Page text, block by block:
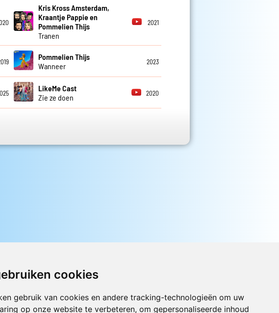
cookies
gebruik van cookies en andere tracking-technologieën om uw
op onze website te verbeteren, om gepersonaliseerde inhoud
Kris Kross Amsterdam,
Kraantje Pappie en
Pommelien Thijs
Tranen
2021
Pommelien Thijs
Wanneer
2023
LikeMe Cast
Zie ze doen
2020